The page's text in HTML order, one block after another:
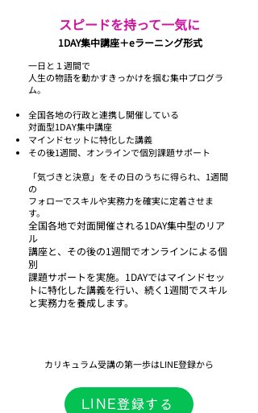
​スピードを持って一気に
1DAY集中講座＋eラーニング形式
一日と１週間で
人生の物語を動かすきっかけを掴む集中プログラ
ム。
全国各地の行政と連携し開催している
対面型1DAY集中講座
マインドセットに特化した講義
その後1週間、オンラインで個別課題サポート
「気づきと決意」をその日のうちに得られ、1週間
の
フォローでスキルや実務力を確実に定着させま
す。
全国各地で対面開催される1DAY集中型のリア
ル
講座と、その後の1週間でオンラインによる個
別
課題サポートを実施。1DAYではマインドセッ
トに特化した講義を行い、続く1週間でスキル
と実務力を養成します。
​カリキュラム受講の第一歩はLINE登録から
LINE登録する